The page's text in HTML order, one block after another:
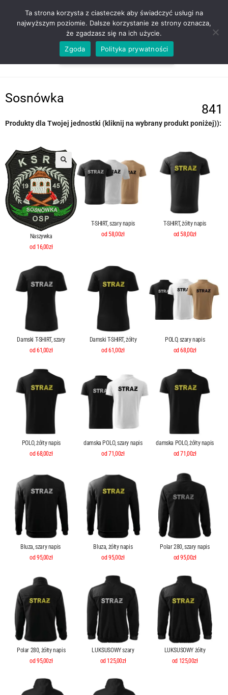
ZADZWOŃ TEL. 600 352 938
Sosnówka
841
Produkty dla Twojej jednostki (kliknij na wybrany produkt poniżej)):
Naszywka
od 16,00zł
T-SHIRT, szary napis
od 58,00zł
T-SHIRT, żółty napis
od 58,00zł
Damski T-SHIRT, szary
od 61,00zł
Damski T-SHIRT, żółty
od 61,00zł
POLO, szary napis
od 68,00zł
POLO, żółty napis
od 68,00zł
damska POLO, szary napis
od 71,00zł
damska POLO, żółty napis
od 71,00zł
Bluza, szary napis
od 95,00zł
Bluza, żółty napis
od 95,00zł
Polar 280, szary napis
od 95,00zł
Polar 280, żółty napis
od 95,00zł
LUKSUSOWY szary
od 125,00zł
LUKSUSOWY żółty
od 125,00zł
Ta strona korzysta z ciasteczek aby świadczyć usługi na
najwyższym poziomie. Dalsze korzystanie ze strony oznacza,
że zgadzasz się na ich użycie.
Zgoda
Polityka prywatności